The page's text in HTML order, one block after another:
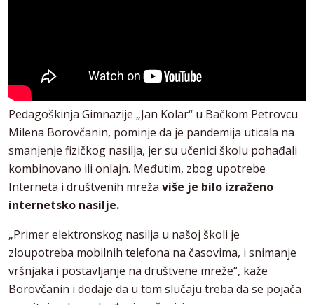
Pedagoškinja Gimnazije „Jan Kolar“ u Bačkom Petrovcu
Milena Borovčanin, pominje da je pandemija uticala na
smanjenje fizičkog nasilja, jer su učenici školu pohađali
kombinovano ili onlajn. Međutim, zbog upotrebe
Interneta i društvenih mreža više je bilo izraženo
internetsko nasilje.
„Primer elektronskog nasilja u našoj školi je
zloupotreba mobilnih telefona na časovima, i snimanje
vršnjaka i postavljanje na društvene mreže“, kaže
Borovčanin i dodaje da u tom slučaju treba da se pojača